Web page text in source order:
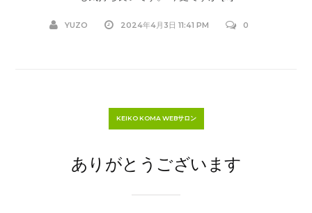
YUZO 2024年4月3日 11:41 PM 0
KEIKO KOMA WEBサロン
ありがとうございます